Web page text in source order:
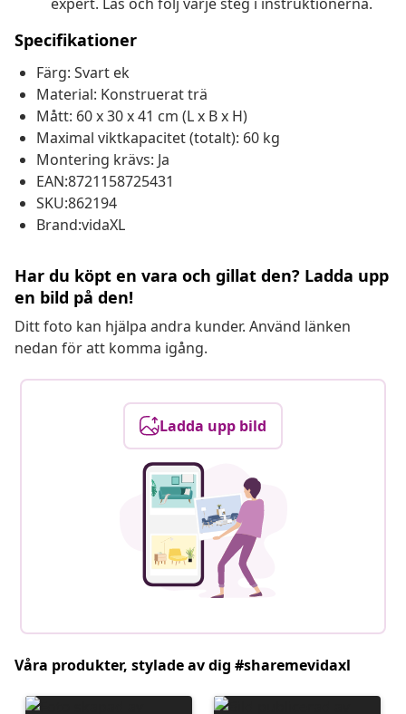
Specifikationer
Färg: Svart ek
Material: Konstruerat trä
Mått: 60 x 30 x 41 cm (L x B x H)
Maximal viktkapacitet (totalt): 60 kg
Montering krävs: Ja
EAN:8721158725431
SKU:862194
Brand:vidaXL
Har du köpt en vara och gillat den? Ladda upp
en bild på den!
Ditt foto kan hjälpa andra kunder. Använd länken
nedan för att komma igång.
Ladda upp bild
Våra produkter, stylade av dig #sharemevidaxl